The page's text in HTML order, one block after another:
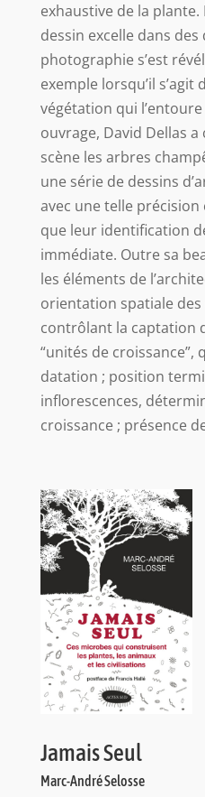
exhaustive de la plante.
dessin excelle dans
photographie s’est
exemple lorsqu’il s’agit
végétation qui
ouvrage, David Dellas
scène les arbres
une série de dessins
avec une telle
que leur identification
immédiate. Outre sa
les éléments de
orientation spatiale des
contrôlant la captation
“unités de croissance”,
datation ; position
inflorescences,
croissance ; présence
Jamais Seul
Marc-André Selosse